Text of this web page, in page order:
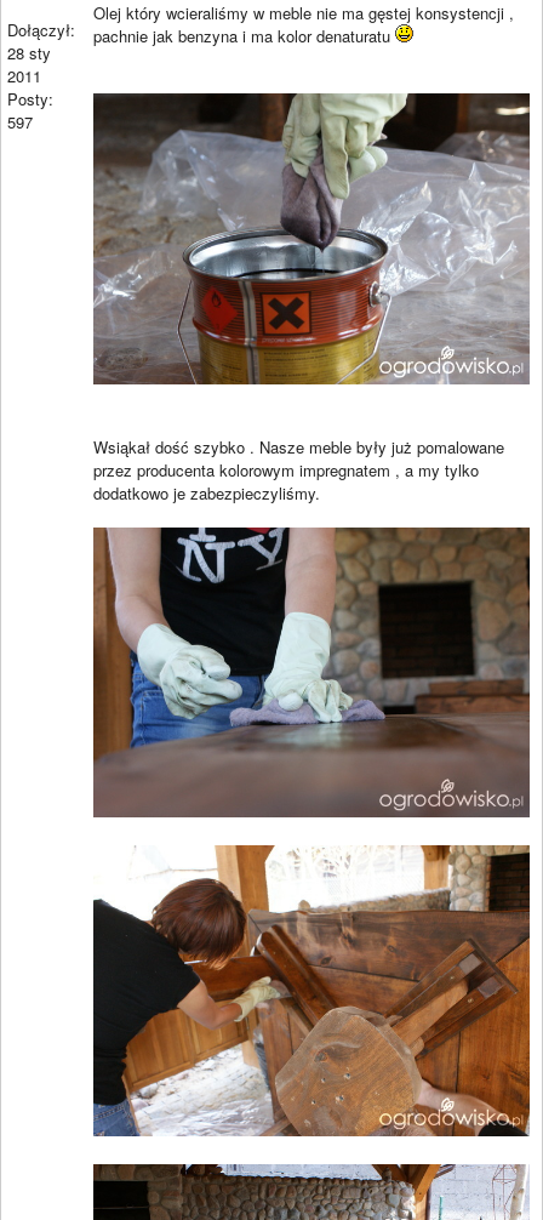
Dołączył:
28 sty
2011
Posty:
597
Olej który wcieraliśmy w meble nie ma gęstej konsystencji ,
pachnie jak benzyna i ma kolor denaturatu
Wsiąkał dość szybko . Nasze meble były już pomalowane
przez producenta kolorowym impregnatem , a my tylko
dodatkowo je zabezpieczyliśmy.